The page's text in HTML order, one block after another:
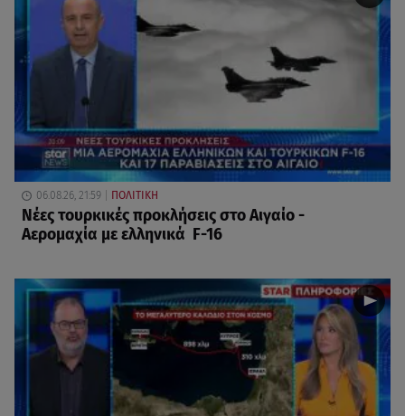
06.08.26, 21:59 ΠΟΛΙΤΙΚΗ
Νέες τουρκικές προκλήσεις στο Αιγαίο -
Αερομαχία με ελληνικά F-16